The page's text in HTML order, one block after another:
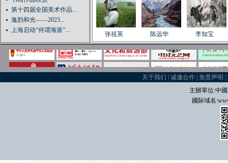
第十四届全国美术作品...
逸韵和光——2023...
上海启动“何谓海派”...
张祖英 陈远华 李知宝
关于我们 |诚邀合作 |免责声明 |
主辦單位:中
國际域名 :